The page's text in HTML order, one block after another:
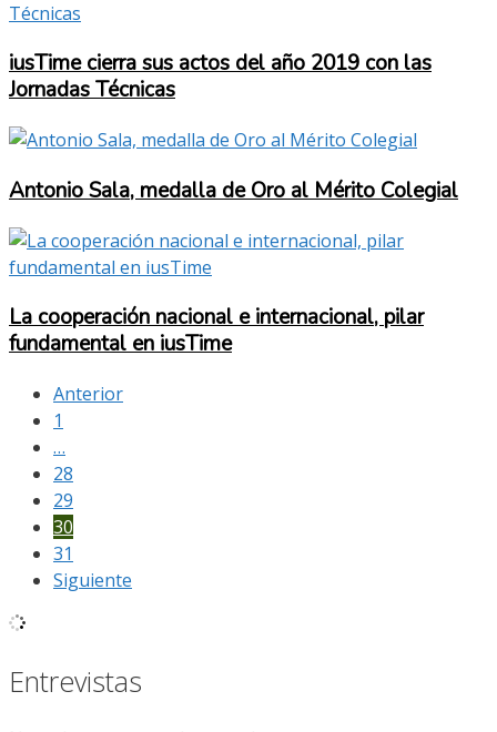
iusTime cierra sus actos del año 2019 con las
Jornadas Técnicas
Antonio Sala, medalla de Oro al Mérito Colegial
La cooperación nacional e internacional, pilar
fundamental en iusTime
Anterior
1
…
28
29
30
31
Siguiente
Entrevistas